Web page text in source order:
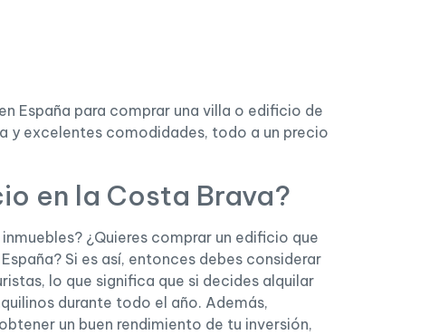
España para comprar una villa o edificio de
y excelentes comodidades, todo a un precio
en la Costa Brava?
¿Quieres comprar un edificio que
Si es así, entonces debes considerar
lo que significa que si decides alquilar
durante todo el año. Además,
un buen rendimiento de tu inversión,